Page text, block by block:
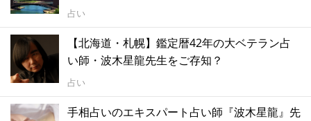
占い
【北海道・札幌】鑑定暦42年の大ベテラン占
い師・波木星龍先生をご存知？
占い
手相占いのエキスパート占い師『波木星龍』先